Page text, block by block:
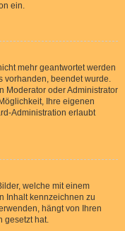
ein.
mehr geantwortet werden
vorhanden, beendet wurde.
Moderator oder Administrator
Ihre eigenen
Administration erlaubt
welche mit einem
Inhalt kennzeichnen zu
hängt von Ihren
gesetzt hat.